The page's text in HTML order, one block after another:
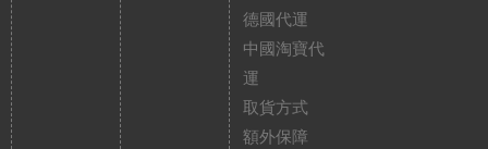
德國代運
中國淘寶代
運
取貨方式
額外保障